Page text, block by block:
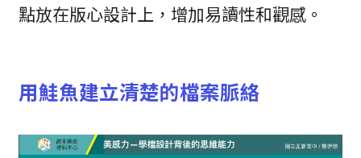
點放在版心設計上，增加易讀性和觀感。
用鮭魚建立清楚的檔案脈絡